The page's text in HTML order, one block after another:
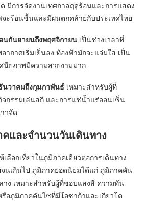
มีการจัดงานเทศกาลฤดูร้อนและการแสดง
จะร้อนชื้นและมีฝนตกคล้ายกับประเทศไทย
นกันยายนถึงพฤศจิกายน เป็นช่วงเวลาที่
ากาศเริ่มเย็นลง ท้องฟ้ามักจะแจ่มใส เป็น
นียภาพมีความสวยงามมาก
นวาคมถึงกุมภาพันธ์ เหมาะสำหรับผู้ที่
กรรมเล่นสกี และการแช่น้ำแร่ออนเซ็น
วจัด
และจำนวนวันเดินทาง
ลือกเที่ยวในภูมิภาคเดียวต่อการเดินทาง
จนเกินไป ภูมิภาคยอดนิยมได้แก่ ภูมิภาคคัน
าง เหมาะสำหรับผู้ที่ชอบแสงสี ความทัน
อภูมิภาคคันไซที่มีโอซาก้าและเกียวโต